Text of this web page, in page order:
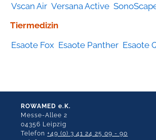
Vscan Air Versana Active
Tiermedizin
Esaote Fox Esaote Panther Esaote
ROWAMED e.K.
Messe-Allee 2
04356 Leipzig
Telefon+49 (0) 3 41 24 25 09 - 90